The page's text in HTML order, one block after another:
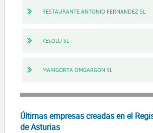
RESTAURANTE ANTONIO FERNANDEZ SL
KESOLU SL
MARIGORTA OMGARGON SL
Últimas empresas creadas en el
de Asturias